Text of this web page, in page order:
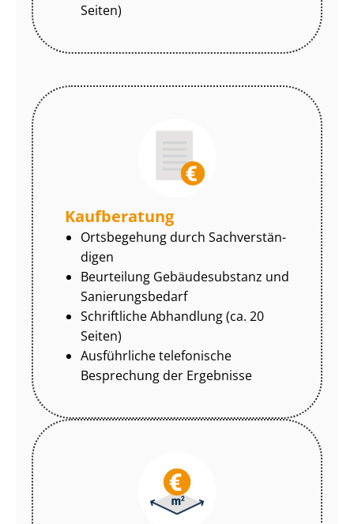
Seiten)
Kaufberatung
Ortsbegehung durch Sach­ver­stän­
di­gen
Beurteilung Gebäudesubstanz und
Sa­nie­rungs­be­darf
Schriftliche Abhandlung (ca. 20
Seiten)
Ausführliche telefonische
Besprechung der Ergebnisse